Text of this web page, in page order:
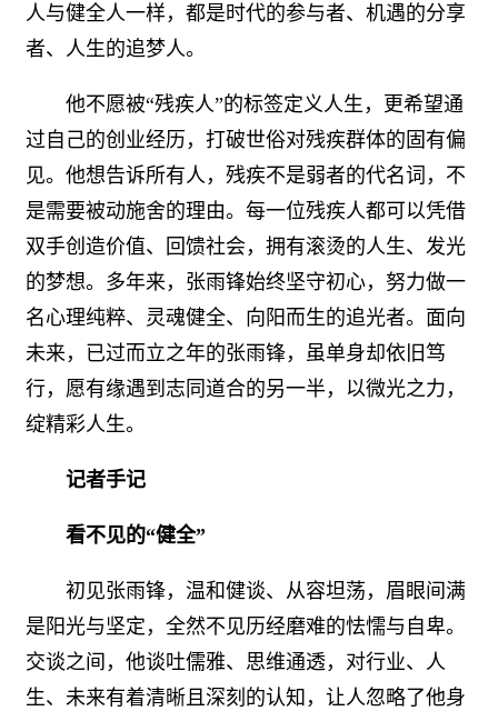
人与健全人一样，都是时代的参与者、机遇的分享
者、人生的追梦人。
他不愿被“残疾人”的标签定义人生，更希望通
过自己的创业经历，打破世俗对残疾群体的固有偏
见。他想告诉所有人，残疾不是弱者的代名词，不
是需要被动施舍的理由。每一位残疾人都可以凭借
双手创造价值、回馈社会，拥有滚烫的人生、发光
的梦想。多年来，张雨锋始终坚守初心，努力做一
名心理纯粹、灵魂健全、向阳而生的追光者。面向
未来，已过而立之年的张雨锋，虽单身却依旧笃
行，愿有缘遇到志同道合的另一半，以微光之力，
绽精彩人生。
记者手记
看不见的“健全”
初见张雨锋，温和健谈、从容坦荡，眉眼间满
是阳光与坚定，全然不见历经磨难的怯懦与自卑。
交谈之间，他谈吐儒雅、思维通透，对行业、人
生、未来有着清晰且深刻的认知，让人忽略了他身